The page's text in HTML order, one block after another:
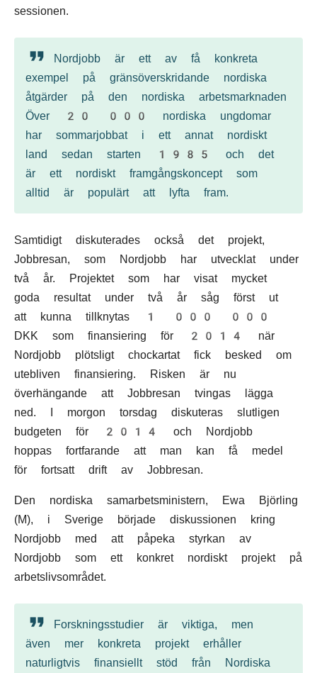
sessionen.
Nordjobb är ett av få konkreta
exempel på gränsöverskridande nordiska
åtgärder på den nordiska arbetsmarknaden
Över 20 000 nordiska ungdomar
har sommarjobbat i ett annat nordiskt
land sedan starten 1985 och det
är ett nordiskt framgångskoncept som
alltid är populärt att lyfta fram.
Samtidigt diskuterades också det projekt,
Jobbresan, som Nordjobb har utvecklat under
två år. Projektet som har visat mycket
goda resultat under två år såg först ut
att kunna tillknytas 1 000 000
DKK som finansiering för 2014 när
Nordjobb plötsligt chockartat fick besked om
utebliven finansiering. Risken är nu
överhängande att Jobbresan tvingas lägga
ned. I morgon torsdag diskuteras slutligen
budgeten för 2014 och Nordjobb
hoppas fortfarande att man kan få medel
för fortsatt drift av Jobbresan.
Den nordiska samarbetsministern, Ewa Björling
(M), i Sverige började diskussionen kring
Nordjobb med att påpeka styrkan av
Nordjobb som ett konkret nordiskt projekt på
arbetslivsområdet.
Forskningsstudier är viktiga, men
även mer konkreta projekt erhåller
naturligtvis finansiellt stöd från Nordiska